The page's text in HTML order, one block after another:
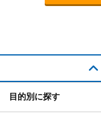
目的別に探す